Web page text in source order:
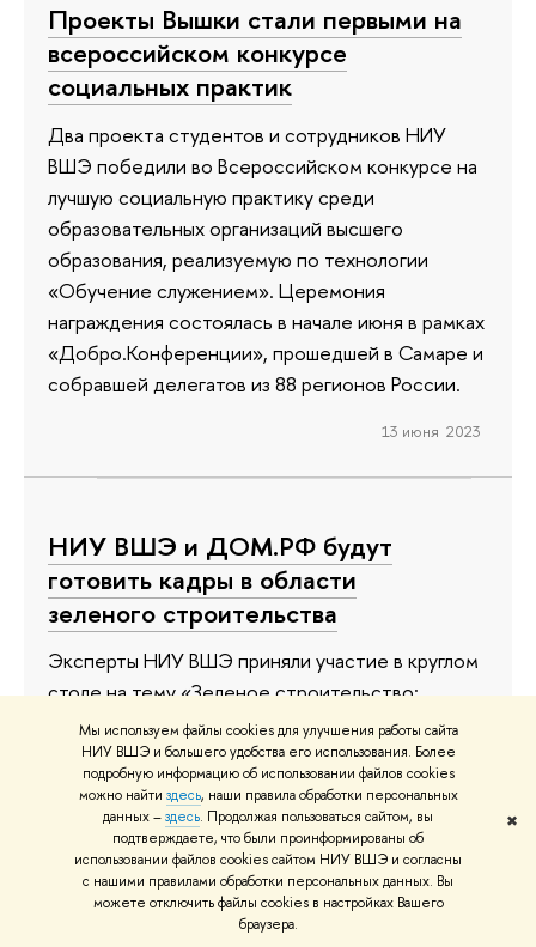
Мы используем файлы cookies для улучшения работы сайта
НИУ ВШЭ и большего удобства его использования. Более
подробную информацию об использовании файлов cookies
можно найти здесь, наши правила обработки персональных
данных –здесь. Продолжая пользоваться сайтом, вы
подтверждаете, что были проинформированы об
использовании файлов cookies сайтом НИУ ВШЭ и согласны
с нашими правилами обработки персональных данных. Вы
можете отключить файлы cookies в настройках Вашего
браузера.
✖
Проекты Вышки стали первыми на
всероссийском конкурсе
социальных практик
Два проекта студентов и сотрудников НИУ
ВШЭ победили во Всероссийском конкурсе на
лучшую социальную практику среди
образовательных организаций высшего
образования, реализуемую по технологии
«Обучение служением». Церемония
награждения состоялась в начале июня в рамках
«Добро.Конференции», прошедшей в Самаре и
собравшей делегатов из 88 регионов России.
13 июня 2023
НИУ ВШЭ и ДОМ.РФ будут
готовить кадры в области
зеленого строительства
Эксперты НИУ ВШЭ приняли участие в круглом
столе на тему «Зеленое строительство:
актуальность, осведомленность,
финансирование», организованном ДОМ.РФ. В
рамках мероприятия была анонсирована 16-
часовая образовательная программа «Зеленый
стандарт для многоквартирных жилых зданий.
Критерии и методология оценки», реализуемая
совместно факультетом городского и
регионального развития (ФГРР) ВШЭ и